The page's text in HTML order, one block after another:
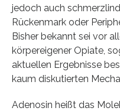
jedoch auch
Rückenmark oder
Bisher bekannt sei vor
körpereigener Opiate,
aktuellen Ergebnisse
kaum diskutierten
Adenosin heißt das